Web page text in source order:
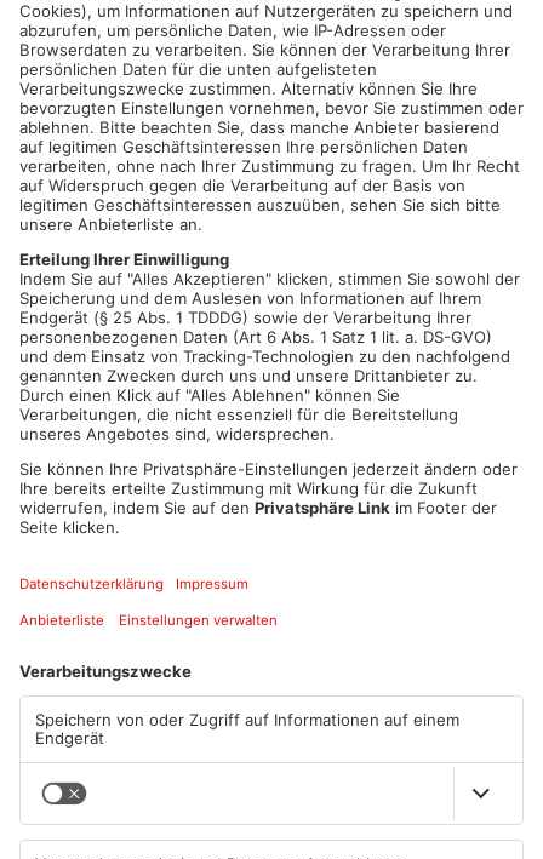
ASCHAFFENBURG.In Aschaffenburg-Damm hat ein Mann mit
seinem Wagen in der Nacht ein Hoftor gerammt. Auf seinem
eigenen Grundstück. Weil das Auto mit einem automatischen
Notrufsystem ausgestattet ist, tauchte kurze Zeit später die
Polizei auf. Die Beamten stellten schnell den Grund für die
Ramponierung des eigenen Hoftors fest. Der 45-jährige
Dämmer war deutlich betrunken und musste zur Blutprobe.
ANZEIGE
Mehr aus
Große Baustelle in
Feuerwerk löst wohl Brand in